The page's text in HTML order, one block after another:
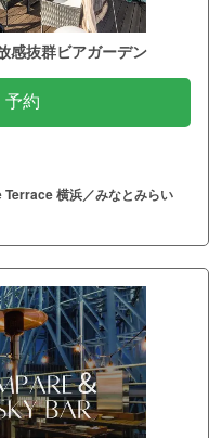
感抜群ビアガーデン
予約
横浜／みなとみらい